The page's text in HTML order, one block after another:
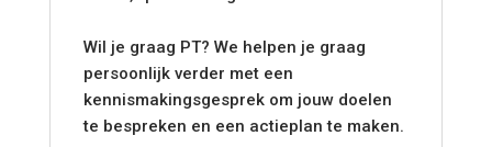
Wil je graag PT? We helpen je graag
persoonlijk verder met een
kennismakingsgesprek om jouw doelen
te bespreken en een actieplan te maken.